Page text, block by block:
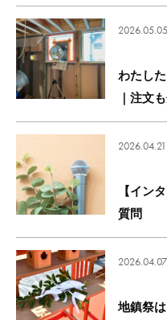
2026.05.05
わたし
｜注文
2026.04.21
【イン
質問
2026.04.07
地鎮祭